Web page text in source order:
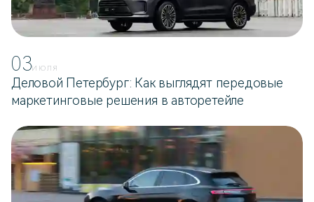
03ИЮЛЯ
Деловой Петербург: Как выглядят передовые
маркетинговые решения в авторетейле